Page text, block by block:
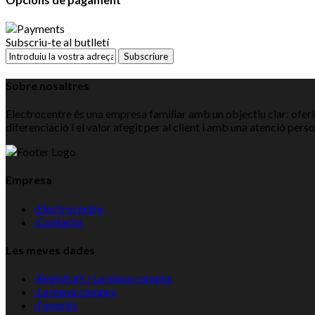
Subscriu-te al butlletí
Subscriure
Sobre nosaltres
Electrocentre és una empresa familiar amb un objectiu clar:
diferenciació i el valor afegit per al client i amb una atenció
Empresa
›Electrocentre
›Contacta
Les meves dades
›Registra't / La meva compta
›La meva compra
›Favorits